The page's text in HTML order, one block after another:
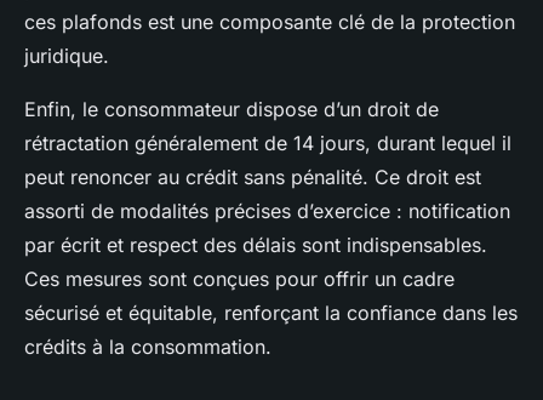
ces plafonds est une composante clé de la protection
juridique.
Enfin, le consommateur dispose d’un droit de
rétractation généralement de 14 jours, durant lequel il
peut renoncer au crédit sans pénalité. Ce droit est
assorti de modalités précises d’exercice : notification
par écrit et respect des délais sont indispensables.
Ces mesures sont conçues pour offrir un cadre
sécurisé et équitable, renforçant la confiance dans les
crédits à la consommation.